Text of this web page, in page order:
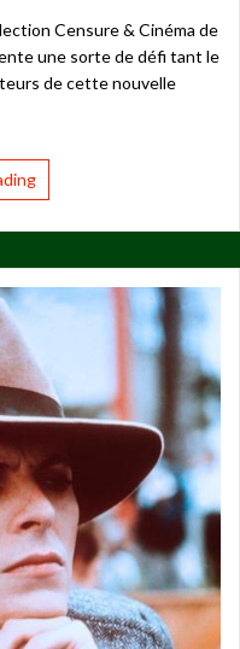
Censure & Cinéma de
une sorte de défi tant le
de cette nouvelle